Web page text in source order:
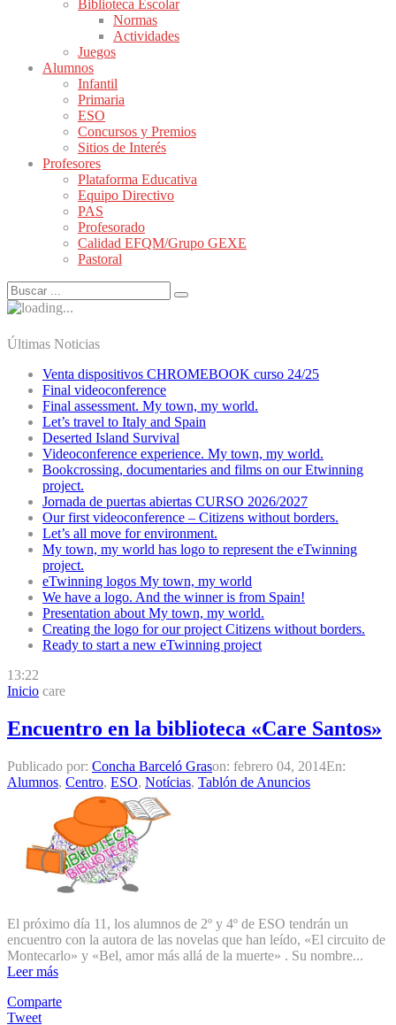
Biblioteca Escolar
Normas
Actividades
Juegos
Alumnos
Infantil
Primaria
ESO
Concursos y Premios
Sitios de Interés
Profesores
Plataforma Educativa
Equipo Directivo
PAS
Profesorado
Calidad EFQM/Grupo GEXE
Pastoral
Últimas Noticias
Venta dispositivos CHROMEBOOK curso 24/25
Final videoconference
Final assessment. My town, my world.
Let’s travel to Italy and Spain
Deserted Island Survival
Videoconference experience. My town, my world.
Bookcrossing, documentaries and films on our Etwinning
project.
Jornada de puertas abiertas CURSO 2026/2027
Our first videoconference – Citizens without borders.
Let’s all move for environment.
My town, my world has logo to represent the eTwinning
project.
eTwinning logos My town, my world
We have a logo. And the winner is from Spain!
Presentation about My town, my world.
Creating the logo for our project Citizens without borders.
Ready to start a new eTwinning project
13:22
Inicio care
Encuentro en la biblioteca «Care Santos»
Publicado por: Concha Barceló Grason: febrero 04, 2014En:
Alumnos, Centro, ESO, Notícias, Tablón de Anuncios
El próximo día 11, los alumnos de 2º y 4º de ESO tendrán un
encuentro con la autora de las novelas que han leído, «El circuito de
Montecarlo» y «Bel, amor más allá de la muerte» . Su nombre...
Leer más
Comparte
Tweet